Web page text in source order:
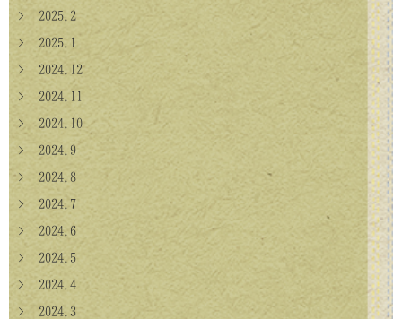
> 2025.2
> 2025.1
> 2024.12
> 2024.11
> 2024.10
> 2024.9
> 2024.8
> 2024.7
> 2024.6
> 2024.5
> 2024.4
> 2024.3